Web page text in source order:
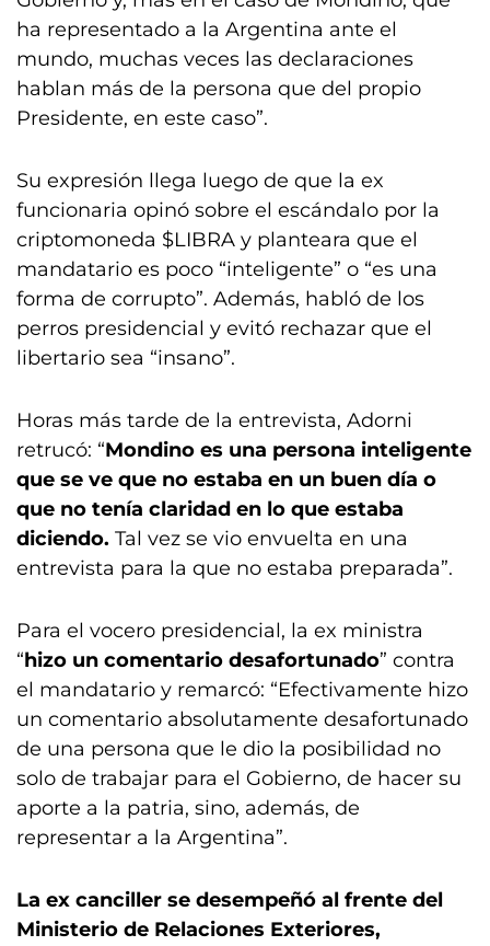
ha representado a la Argentina ante el
mundo, muchas veces las declaraciones
hablan más de la persona que del propio
Presidente, en este caso”.
Su expresión llega luego de que la ex
funcionaria opinó sobre el escándalo por la
criptomoneda $LIBRA y planteara que el
mandatario es poco “inteligente” o “es una
forma de corrupto”. Además, habló de los
perros presidencial y evitó rechazar que el
libertario sea “insano”.
Horas más tarde de la entrevista, Adorni
retrucó: “Mondino es una persona inteligente
que se ve que no estaba en un buen día o
que no tenía claridad en lo que estaba
diciendo. Tal vez se vio envuelta en una
entrevista para la que no estaba preparada”.
Para el vocero presidencial, la ex ministra
“hizo un comentario desafortunado” contra
el mandatario y remarcó: “Efectivamente hizo
un comentario absolutamente desafortunado
de una persona que le dio la posibilidad no
solo de trabajar para el Gobierno, de hacer su
aporte a la patria, sino, además, de
representar a la Argentina”.
La ex canciller se desempeñó al frente del
Ministerio de Relaciones Exteriores,